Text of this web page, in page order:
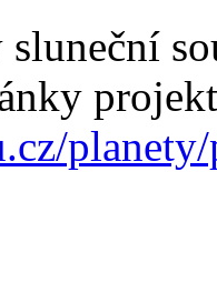
sluneční